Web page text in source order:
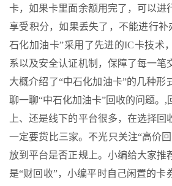
卡，如果卡里面余额用完了，可以进
享受积分，如果丢失了，不能进行补
石化加油卡”采用了先进的IC卡技术
系以及安全认证机制，保障了每一笔
大概介绍了“中石化加油卡”的几种形
聊一聊“中石化加油卡”回收的问题。,
上、还是线下的平台很多，在选择回
一定要货比三家。不光只关注“高价
放到平台是否正规上。小编给大家推
是“财回收”，小编平时自己闲置的卡